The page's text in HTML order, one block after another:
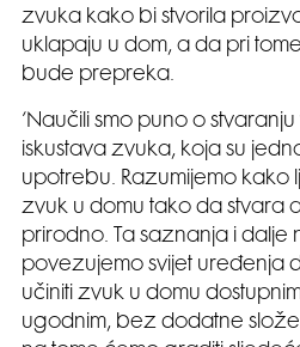
zvuka kako bi stvorila
uklapaju u dom, a da pri
bude prepreka.
‘Naučili smo puno o
iskustava zvuka, koja su
upotrebu. Razumijemo kako
zvuk u domu tako da stvara
prirodno. Ta saznanja i dalje
povezujemo svijet uređenja
učiniti zvuk u domu
ugodnim, bez dodatne